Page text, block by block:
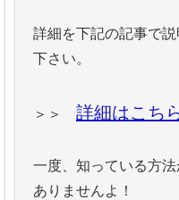
詳細を下記の記事で
下さい。
＞＞ 詳細はこち
一度、知っている方
ありませんよ！